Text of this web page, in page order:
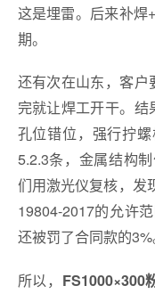
这是埋雷。后来补焊
期。
还有次在山东，客户
完就让焊工开干。
孔位错位，强行拧
5.2.3条，金属结构
们用激光仪复核，发
19804-2017的允许
还被罚了合同款的3%
所以， FS1000×300